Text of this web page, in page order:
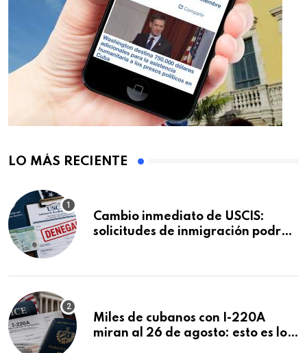
LO MÁS RECIENTE
Cambio inmediato de USCIS:
solicitudes de inmigración podrán
Miles de cubanos con I-220A
miran al 26 de agosto: esto es lo